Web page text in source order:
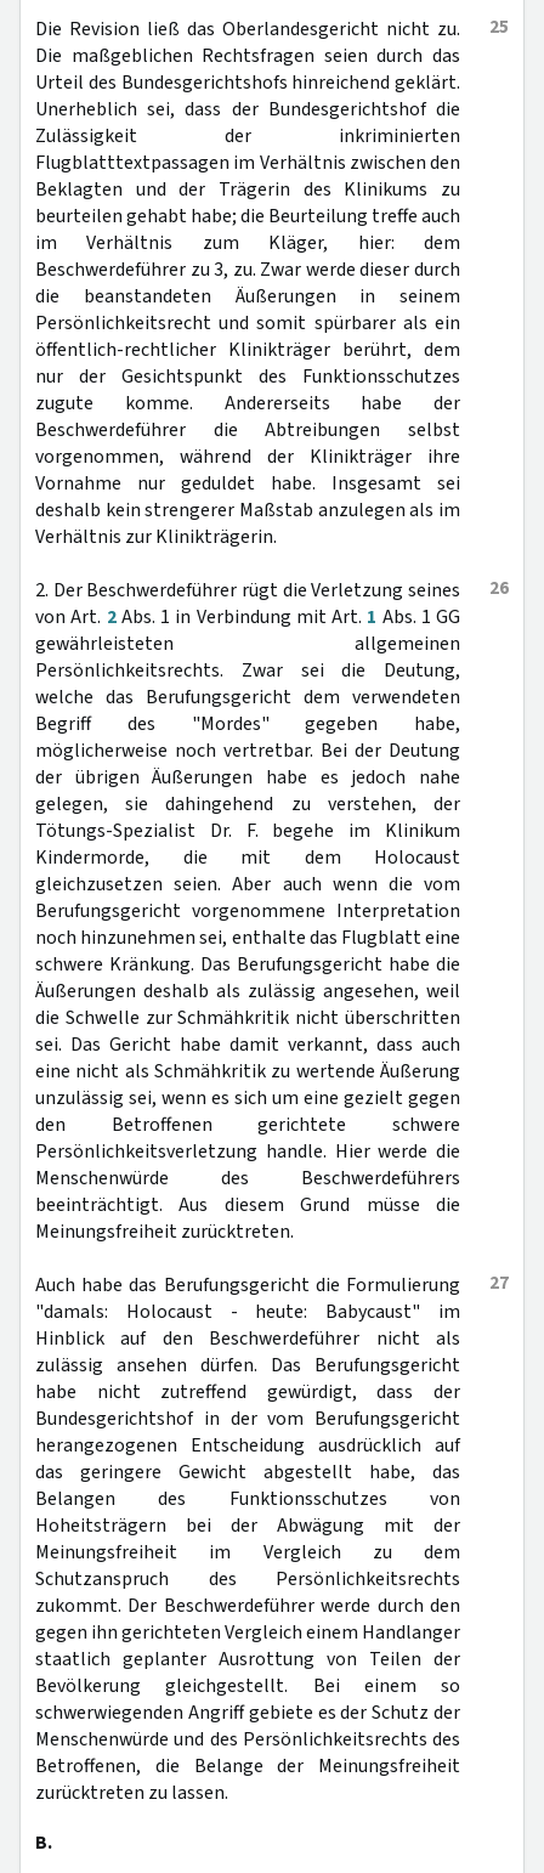
25
Die Revision ließ das Oberlandesgericht nicht zu.
Die maßgeblichen Rechtsfragen seien durch das
Urteil des Bundesgerichtshofs hinreichend geklärt.
Unerheblich sei, dass der Bundesgerichtshof die
Zulässigkeit der inkriminierten
Flugblatttextpassagen im Verhältnis zwischen den
Beklagten und der Trägerin des Klinikums zu
beurteilen gehabt habe; die Beurteilung treffe auch
im Verhältnis zum Kläger, hier: dem
Beschwerdeführer zu 3, zu. Zwar werde dieser durch
die beanstandeten Äußerungen in seinem
Persönlichkeitsrecht und somit spürbarer als ein
öffentlich-rechtlicher Klinikträger berührt, dem
nur der Gesichtspunkt des Funktionsschutzes
zugute komme. Andererseits habe der
Beschwerdeführer die Abtreibungen selbst
vorgenommen, während der Klinikträger ihre
Vornahme nur geduldet habe. Insgesamt sei
deshalb kein strengerer Maßstab anzulegen als im
Verhältnis zur Klinikträgerin.
26
2. Der Beschwerdeführer rügt die Verletzung seines
von Art. 2Abs. 1 in Verbindung mit Art. 1 Abs. 1 GG
gewährleisteten allgemeinen
Persönlichkeitsrechts. Zwar sei die Deutung,
welche das Berufungsgericht dem verwendeten
Begriff des "Mordes" gegeben habe,
möglicherweise noch vertretbar. Bei der Deutung
der übrigen Äußerungen habe es jedoch nahe
gelegen, sie dahingehend zu verstehen, der
Tötungs-Spezialist Dr. F. begehe im Klinikum
Kindermorde, die mit dem Holocaust
gleichzusetzen seien. Aber auch wenn die vom
Berufungsgericht vorgenommene Interpretation
noch hinzunehmen sei, enthalte das Flugblatt eine
schwere Kränkung. Das Berufungsgericht habe die
Äußerungen deshalb als zulässig angesehen, weil
die Schwelle zur Schmähkritik nicht überschritten
sei. Das Gericht habe damit verkannt, dass auch
eine nicht als Schmähkritik zu wertende Äußerung
unzulässig sei, wenn es sich um eine gezielt gegen
den Betroffenen gerichtete schwere
Persönlichkeitsverletzung handle. Hier werde die
Menschenwürde des Beschwerdeführers
beeinträchtigt. Aus diesem Grund müsse die
Meinungsfreiheit zurücktreten.
27
Auch habe das Berufungsgericht die Formulierung
"damals: Holocaust - heute: Babycaust" im
Hinblick auf den Beschwerdeführer nicht als
zulässig ansehen dürfen. Das Berufungsgericht
habe nicht zutreffend gewürdigt, dass der
Bundesgerichtshof in der vom Berufungsgericht
herangezogenen Entscheidung ausdrücklich auf
das geringere Gewicht abgestellt habe, das
Belangen des Funktionsschutzes von
Hoheitsträgern bei der Abwägung mit der
Meinungsfreiheit im Vergleich zu dem
Schutzanspruch des Persönlichkeitsrechts
zukommt. Der Beschwerdeführer werde durch den
gegen ihn gerichteten Vergleich einem Handlanger
staatlich geplanter Ausrottung von Teilen der
Bevölkerung gleichgestellt. Bei einem so
schwerwiegenden Angriff gebiete es der Schutz der
Menschenwürde und des Persönlichkeitsrechts des
Betroffenen, die Belange der Meinungsfreiheit
zurücktreten zu lassen.
B.